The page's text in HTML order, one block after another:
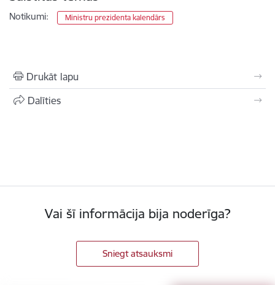
Notikumi: Ministru prezidenta kalendārs
Drukāt lapu
Dalīties
Vai šī informācija bija noderīga?
Sniegt atsauksmi